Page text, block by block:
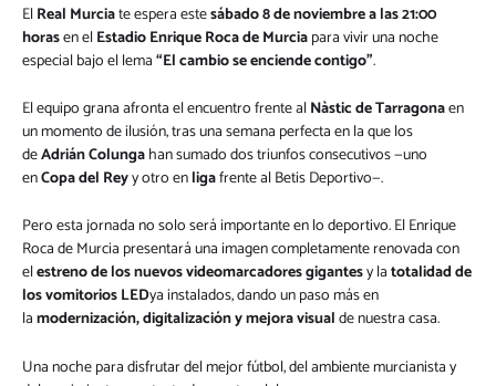
ElReal Murciate espera estesábado 8 de noviembre a las 21:00
horasen elEstadio Enrique Roca de Murciapara vivir una noche
especial bajo el lema“El cambio se enciende contigo”.
El equipo grana afronta el encuentro frente alNàstic de Tarragonaen
un momento de ilusión, tras una semana perfecta en la que los
deAdrián Colungahan sumado dos triunfos consecutivos —uno
enCopa del Reyy otro enligafrente al Betis Deportivo—.
Pero esta jornada no solo será importante en lo deportivo. El Enrique
Roca de Murcia presentará una imagen completamente renovada con
elestreno de los nuevos videomarcadores gigantesy latotalidad de
los vomitorios LEDya instalados, dando un paso más en
lamodernización, digitalización y mejora visualde nuestra casa.
Una noche para disfrutar del mejor fútbol, del ambiente murcianista y